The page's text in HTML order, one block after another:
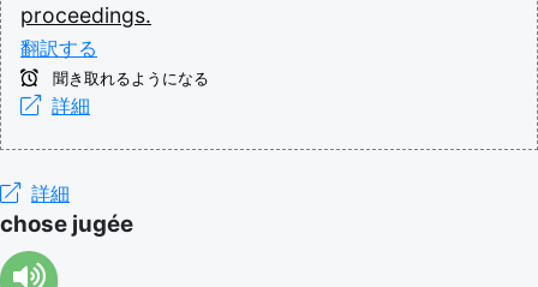
proceedings.
翻訳する
聞き取れるようになる
詳細
詳細
chose jugée